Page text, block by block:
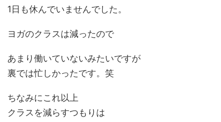
1日も休んでいませんでした。
ヨガのクラスは減ったので
あまり働いていないみたいですが
裏では忙しかったです。笑
ちなみにこれ以上
クラスを減らすつもりは